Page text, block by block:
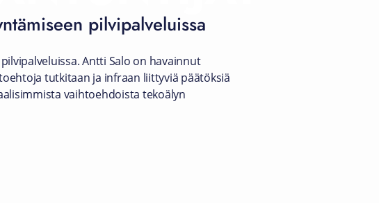
pilvipalveluissa
Antti Salo on havainnut
tutkitaan ja infraan liittyviä päätöksiä
vaihtoehdoista tekoälyn